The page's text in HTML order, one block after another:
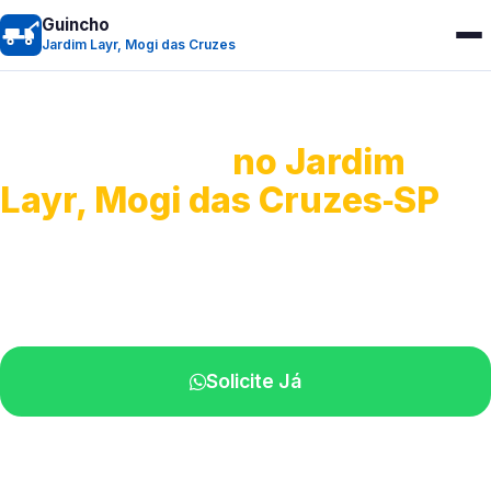
Guincho
Jardim Layr, Mogi das Cruzes
no Jardim
Layr, Mogi das Cruzes‑SP
Solicite Já